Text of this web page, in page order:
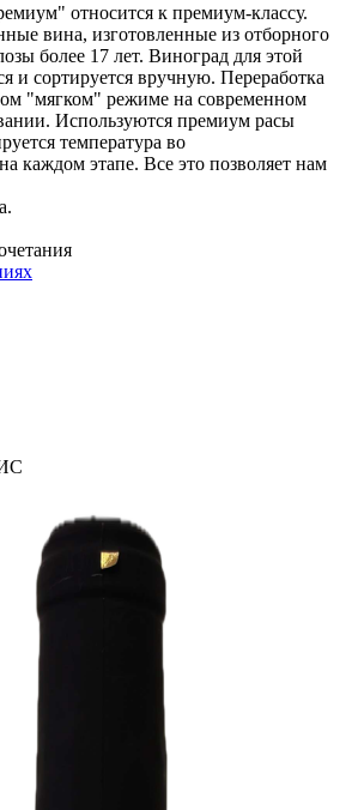
относится к премиум-классу.
вина, изготовленные из отборного
более 17 лет. Виноград для этой
и сортируется вручную. Переработка
"мягком" режиме на современном
Используются премиум расы
температура во
каждом этапе. Все это позволяет нам